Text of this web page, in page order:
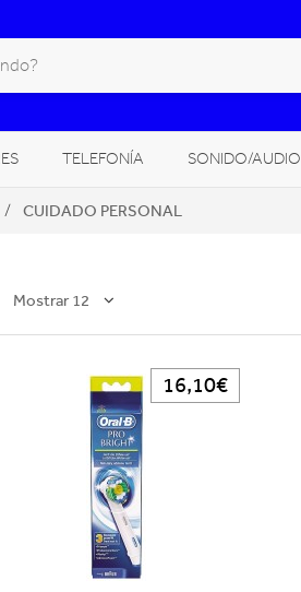
TELEFONÍA SONIDO/AUDIO
CLIMATIZACIÓN, CALEFACCIÓN
CUIDADO PERSONAL
Mostrar 12
16,10€